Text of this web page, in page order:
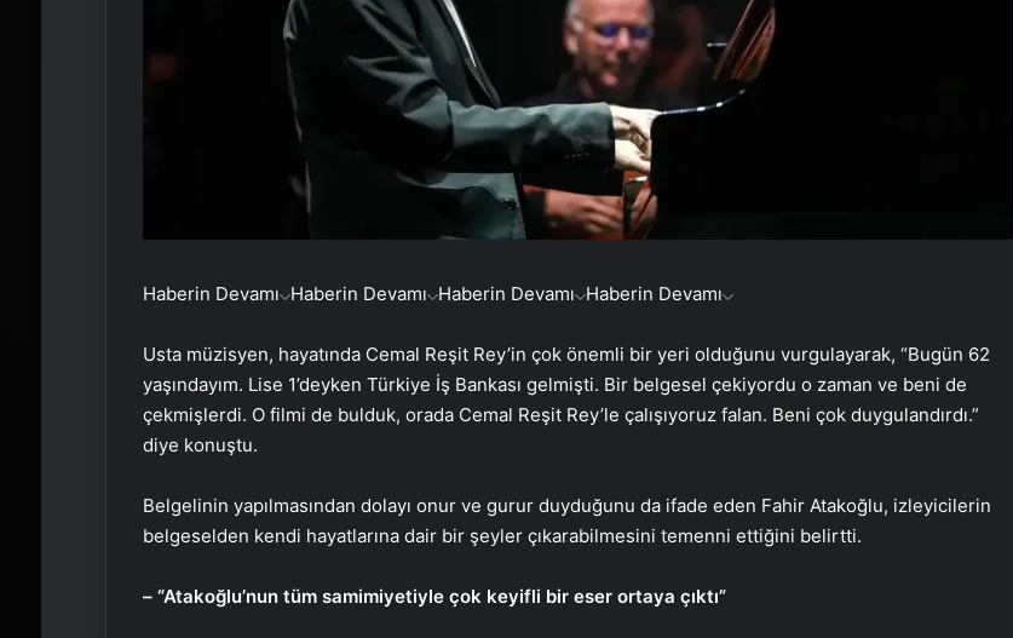
Haberin Devamı Haberin Devamı Haberin Devamı Haberin Devamı
Usta müzisyen, hayatında Cemal Reşit Rey’in çok önemli bir yeri olduğunu vurgulayarak, “Bugün 62
yaşındayım. Lise 1’deyken Türkiye İş Bankası gelmişti. Bir belgesel çekiyordu o zaman ve beni de
çekmişlerdi. O filmi de bulduk, orada Cemal Reşit Rey’le çalışıyoruz falan. Beni çok duygulandırdı.”
diye konuştu.
Belgelinin yapılmasından dolayı onur ve gurur duyduğunu da ifade eden Fahir Atakoğlu, izleyicilerin
belgeselden kendi hayatlarına dair bir şeyler çıkarabilmesini temenni ettiğini belirtti.
– “Atakoğlu’nun tüm samimiyetiyle çok keyifli bir eser ortaya çıktı”